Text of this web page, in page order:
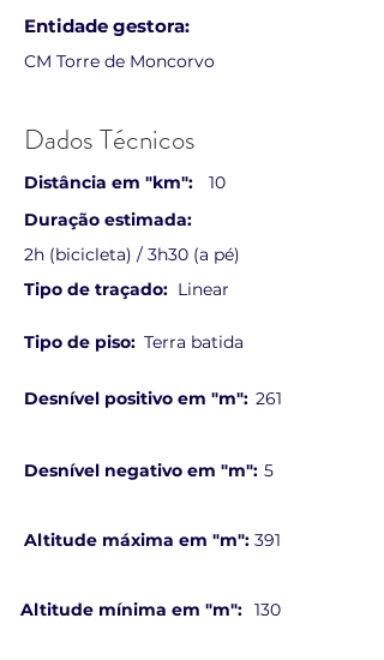
Entidade gestora:
CM Torre de Moncorvo
Dados Técnicos
Distância em "km":
10
Duração estimada:
2h (bicicleta) / 3h30 (a pé)
Tipo de traçado: Linear
Tipo de piso: Terra batida
Desnível positivo em "m": 261
Desnível negativo em "m": 5
Altitude máxima em "m": 391
Altitude mínima em "m": 130